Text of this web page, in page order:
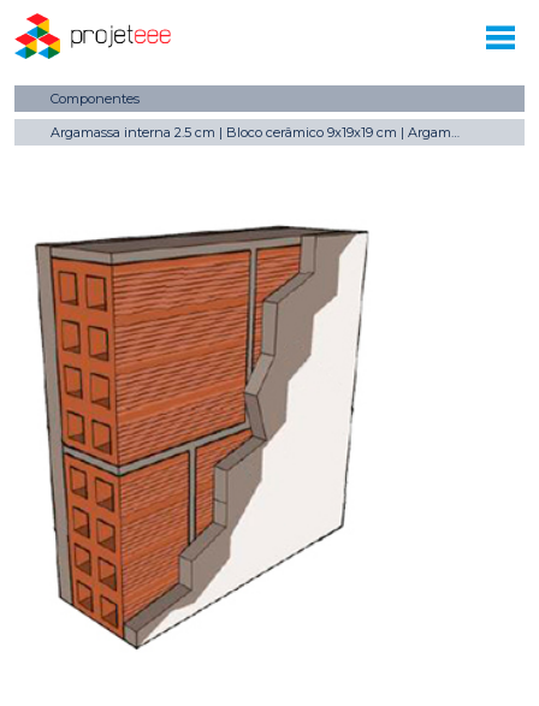
Componentes
Argamassa interna 2.5 cm | Bloco cerâmico 9x19x19 cm | Argamassa externa 2.5 cm